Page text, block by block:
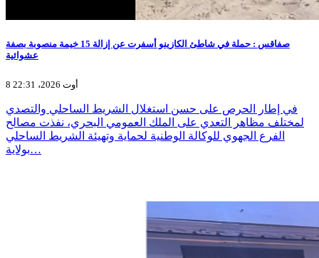
صفاقس : حملة في شاطئ الكازينو أسفرت عن إزالة 15 خيمة منصوبة بصفة
عشوائية
8 أوت 2026، 22:31
في إطار الحرص على حسن استغلال الشريط الساحلي والتصدي
لمختلف مظاهر التعدي على الملك العمومي البحري، نفذت مصالح
الفرع الجهوي للوكالة الوطنية لحماية وتهيئة الشريط الساحلي
بولاية…